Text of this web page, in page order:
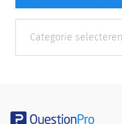
categorieën